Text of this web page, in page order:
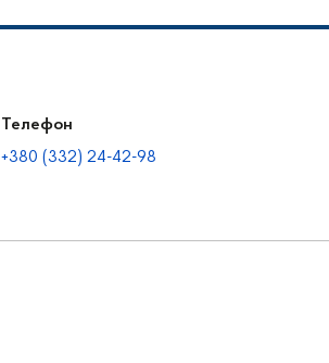
Телефон
+380 (332) 24-42-98